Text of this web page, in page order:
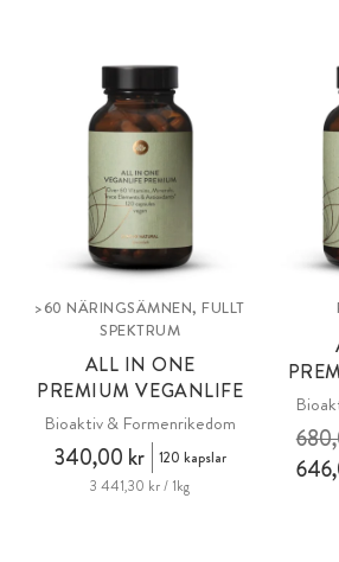
>60 NÄRINGSÄMNEN, FULLT
SPEKTRUM
ALL IN ONE
PREMIUM VEGANLIFE
Bioaktiv & Formenrikedom
340,00 kr
120 kapslar
3 441,30 kr / 1kg